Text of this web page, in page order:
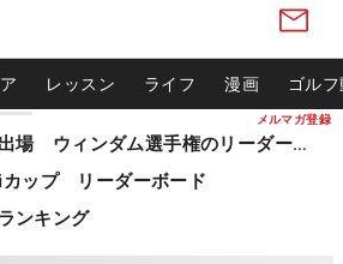
メルマガ登録
レッスン ライフ 漫画 ゴル
松山英樹ら出場 ウィンダム選手権のリーダーボード
ップ リーダーボード
ンキング